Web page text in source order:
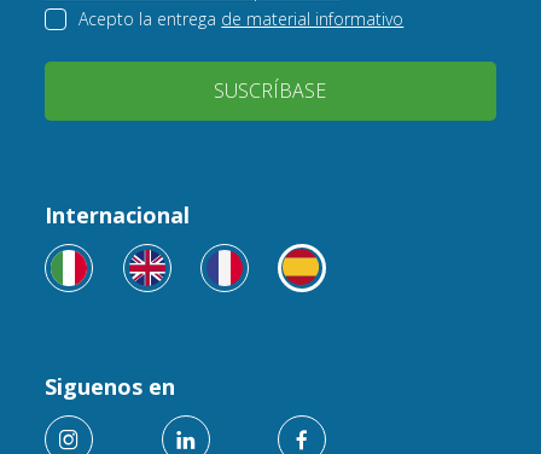
Acepto la entrega de material informativo
SUSCRÍBASE
Internacional
Siguenos en